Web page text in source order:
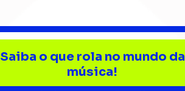
Barão Vermelho reúne
formação original em
show em Ribeirão Preto
Saiba o que rola no mundo da
música!